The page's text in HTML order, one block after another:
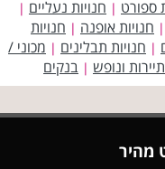
ספורט | חנויות נעליים |
| חנויות אופנה | חנויות
| חנויות תבלינים | מכוני /
ונופש | בנקים
מהיר